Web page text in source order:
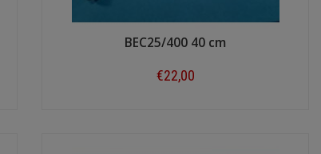
BEC25/400 40 cm
€22,00